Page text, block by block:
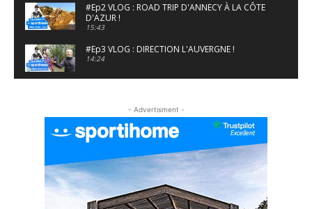
#Ep2 VLOG : ROAD TRIP D'ANNECY À LA CÔTE
D'AZUR !
15:43
#Ep3 VLOG : DIRECTION L'AUVERGNE !
14:24
#EP6 VLOG : SKI & RANDONNÉE DANS LES
ALPES
#EP7 VLOG : DE LA RAQUETTE EN PLEIN MILIEU
DU BEAUFORTAIN
04:09
- Advertisment -